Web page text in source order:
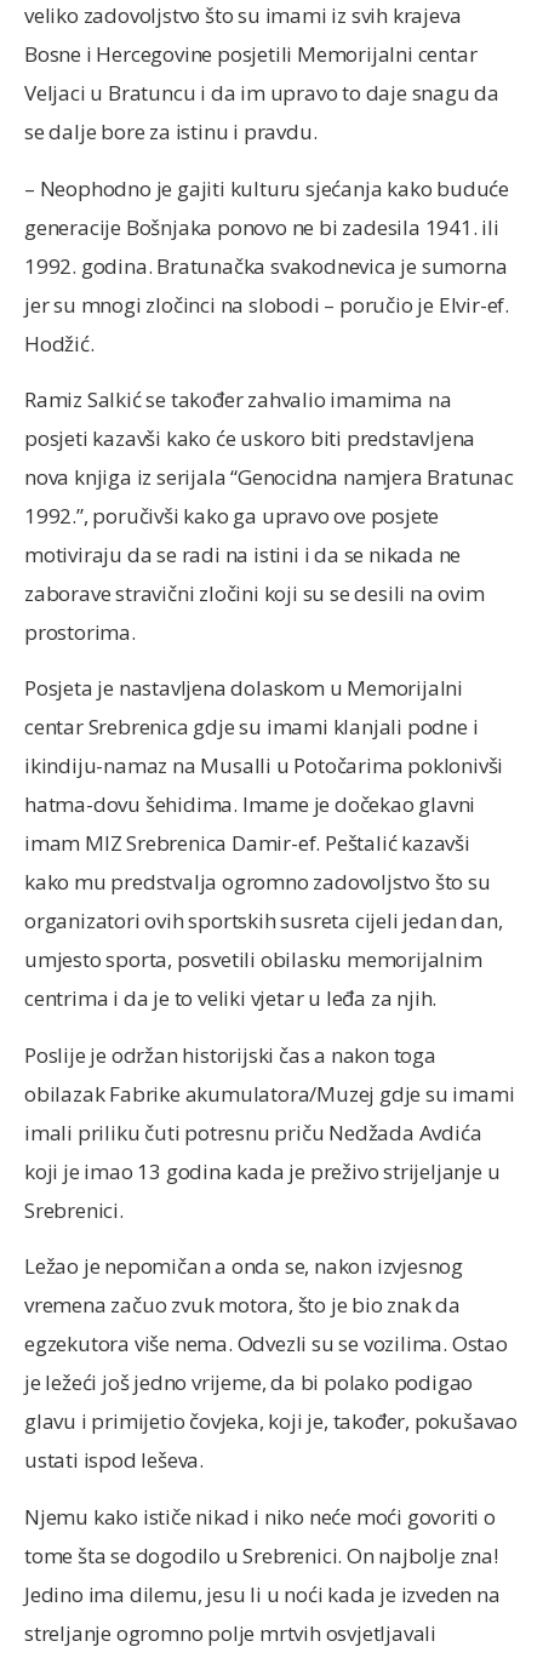
veliko zadovoljstvo što su imami iz svih krajeva
Bosne i Hercegovine posjetili Memorijalni centar
Veljaci u Bratuncu i da im upravo to daje snagu da
se dalje bore za istinu i pravdu.
– Neophodno je gajiti kulturu sjećanja kako buduće
generacije Bošnjaka ponovo ne bi zadesila 1941. ili
1992. godina. Bratunačka svakodnevica je sumorna
jer su mnogi zločinci na slobodi – poručio je Elvir-ef.
Hodžić.
Ramiz Salkić se također zahvalio imamima na
posjeti kazavši kako će uskoro biti predstavljena
nova knjiga iz serijala “Genocidna namjera Bratunac
1992.”, poručivši kako ga upravo ove posjete
motiviraju da se radi na istini i da se nikada ne
zaborave stravični zločini koji su se desili na ovim
prostorima.
Posjeta je nastavljena dolaskom u Memorijalni
centar Srebrenica gdje su imami klanjali podne i
ikindiju-namaz na Musalli u Potočarima poklonivši
hatma-dovu šehidima. Imame je dočekao glavni
imam MIZ Srebrenica Damir-ef. Peštalić kazavši
kako mu predstvalja ogromno zadovoljstvo što su
organizatori ovih sportskih susreta cijeli jedan dan,
umjesto sporta, posvetili obilasku memorijalnim
centrima i da je to veliki vjetar u leđa za njih.
Poslije je održan historijski čas a nakon toga
obilazak Fabrike akumulatora/Muzej gdje su imami
imali priliku čuti potresnu priču Nedžada Avdića
koji je imao 13 godina kada je preživo strijeljanje u
Srebrenici.
Ležao je nepomičan a onda se, nakon izvjesnog
vremena začuo zvuk motora, što je bio znak da
egzekutora više nema. Odvezli su se vozilima. Ostao
je ležeći još jedno vrijeme, da bi polako podigao
glavu i primijetio čovjeka, koji je, također, pokušavao
ustati ispod leševa.
Njemu kako ističe nikad i niko neće moći govoriti o
tome šta se dogodilo u Srebrenici. On najbolje zna!
Jedino ima dilemu, jesu li u noći kada je izveden na
streljanje ogromno polje mrtvih osvjetljavali